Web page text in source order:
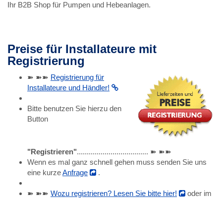
Ihr B2B Shop für Pumpen und Hebeanlagen.
Preise für Installateure mit
Registrierung
➽ ➽➽ Registrierung für
Installateure und Händler!
Bitte benutzen Sie hierzu den
Button
"Registrieren".................................... ➽ ➽➽
Wenn es mal ganz schnell gehen muss senden Sie uns
eine kurzeAnfrage .
➽ ➽➽ Wozu registrieren? Lesen Sie bitte hier!
oder im